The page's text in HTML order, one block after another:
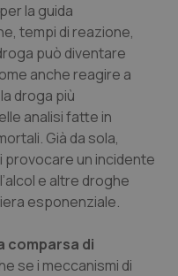
la guida
tempi di reazione,
può diventare
anche reagire a
droga più
analisi fatte in
Già da sola,
provocare un incidente
e altre droghe
esponenziale.
comparsa di
se i meccanismi di